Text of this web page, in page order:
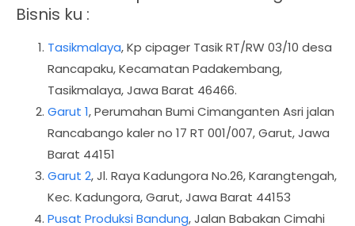
Bisnis ku :
Tasikmalaya,Kp cipager Tasik RT/RW 03/10 desa
Rancapaku, Kecamatan Padakembang,
Tasikmalaya, Jawa Barat 46466.
Garut 1, Perumahan Bumi Cimanganten Asri jalan
Rancabango kaler no 17 RT 001/007, Garut, Jawa
Barat 44151
Garut 2, Jl. Raya Kadungora No.26, Karangtengah,
Kec. Kadungora, Garut, Jawa Barat 44153
Pusat Produksi Bandung, Jalan Babakan Cimahi